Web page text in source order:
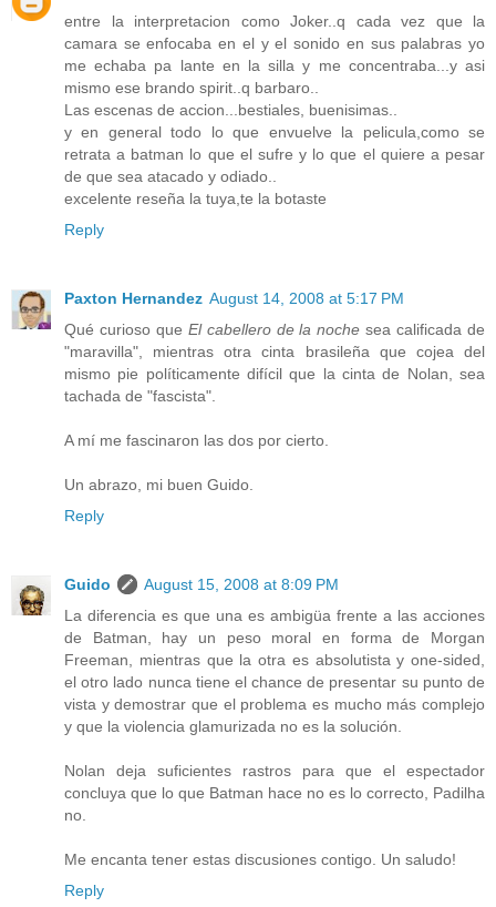
entre la interpretacion como Joker..q cada vez que la
camara se enfocaba en el y el sonido en sus palabras yo
me echaba pa lante en la silla y me concentraba...y asi
mismo ese brando spirit..q barbaro..
Las escenas de accion...bestiales, buenisimas..
y en general todo lo que envuelve la pelicula,como se
retrata a batman lo que el sufre y lo que el quiere a pesar
de que sea atacado y odiado..
excelente reseña la tuya,te la botaste
Reply
Paxton Hernandez August 14, 2008 at 5:17 PM
Qué curioso que El cabellero de la noche sea calificada de
"maravilla", mientras otra cinta brasileña que cojea del
mismo pie políticamente difícil que la cinta de Nolan, sea
tachada de "fascista".
A mí me fascinaron las dos por cierto.
Un abrazo, mi buen Guido.
Reply
Guido
August 15, 2008 at 8:09 PM
La diferencia es que una es ambigüa frente a las acciones
de Batman, hay un peso moral en forma de Morgan
Freeman, mientras que la otra es absolutista y one-sided,
el otro lado nunca tiene el chance de presentar su punto de
vista y demostrar que el problema es mucho más complejo
y que la violencia glamurizada no es la solución.
Nolan deja suficientes rastros para que el espectador
concluya que lo que Batman hace no es lo correcto, Padilha
no.
Me encanta tener estas discusiones contigo. Un saludo!
Reply